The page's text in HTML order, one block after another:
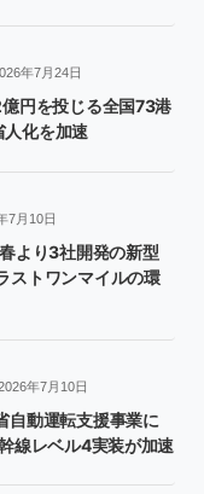
年7月24日
円を投じる全国73港
人化を加速
7月10日
より3社開発の新型
ストワンマイルの環
年7月10日
自動運転支援事業に
線レベル4実装が加速